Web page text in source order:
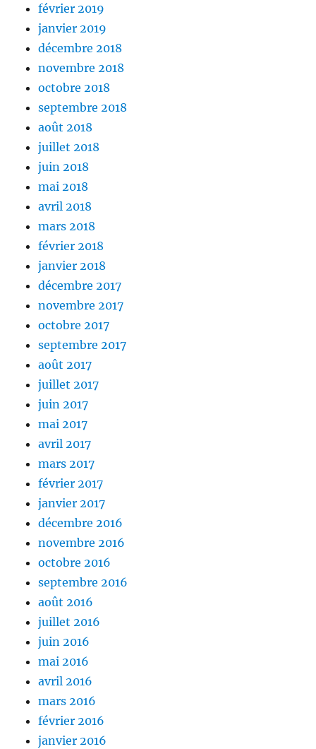
février 2019
janvier 2019
décembre 2018
novembre 2018
octobre 2018
septembre 2018
août 2018
juillet 2018
juin 2018
mai 2018
avril 2018
mars 2018
février 2018
janvier 2018
décembre 2017
novembre 2017
octobre 2017
septembre 2017
août 2017
juillet 2017
juin 2017
mai 2017
avril 2017
mars 2017
février 2017
janvier 2017
décembre 2016
novembre 2016
octobre 2016
septembre 2016
août 2016
juillet 2016
juin 2016
mai 2016
avril 2016
mars 2016
février 2016
janvier 2016